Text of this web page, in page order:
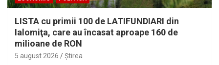
LISTA cu primii 100 de LATIFUNDIARI din
Ialomiţa, care au încasat aproape 160 de
milioane de RON
5 august 2026 Ştirea